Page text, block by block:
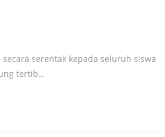
serentak kepada seluruh siswa
tertib…